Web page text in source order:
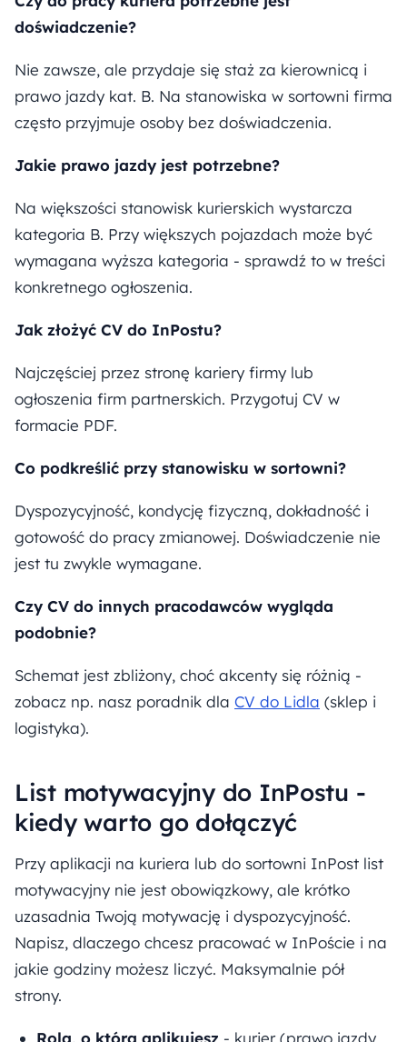
doświadczenie?
Nie zawsze, ale przydaje się staż za kierownicą i
prawo jazdy kat. B. Na stanowiska w sortowni firma
często przyjmuje osoby bez doświadczenia.
Jakie prawo jazdy jest potrzebne?
Na większości stanowisk kurierskich wystarcza
kategoria B. Przy większych pojazdach może być
wymagana wyższa kategoria - sprawdź to w treści
konkretnego ogłoszenia.
Jak złożyć CV do InPostu?
Najczęściej przez stronę kariery firmy lub
ogłoszenia firm partnerskich. Przygotuj CV w
formacie PDF.
Co podkreślić przy stanowisku w sortowni?
Dyspozycyjność, kondycję fizyczną, dokładność i
gotowość do pracy zmianowej. Doświadczenie nie
jest tu zwykle wymagane.
Czy CV do innych pracodawców wygląda
podobnie?
Schemat jest zbliżony, choć akcenty się różnią -
zobacz np. nasz poradnik dla CV do Lidla (sklep i
logistyka).
List motywacyjny do InPostu -
kiedy warto go dołączyć
Przy aplikacji na kuriera lub do sortowni InPost list
motywacyjny nie jest obowiązkowy, ale krótko
uzasadnia Twoją motywację i dyspozycyjność.
Napisz, dlaczego chcesz pracować w InPoście i na
jakie godziny możesz liczyć. Maksymalnie pół
strony.
Rola, o którą aplikujesz - kurier (prawo jazdy